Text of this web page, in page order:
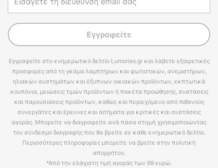
Εγγραφείτε
Εγγραφείτε στο ενημερωτικό δελτίο Lumories.gr και λάβετε εξαιρετικές
προσφορές από τη γκάμα λαμπτήρων και φωτιστικών, ανεμιστήρων,
ηλιακών συστημάτων και έξυπνων οικιακών προϊόντων, εκπτωτικά
κουπόνια, μειώσεις τιμών προϊόντων ή πακέτα προώθησης, συστάσεις
και παρουσιάσεις προϊόντων, καθώς και περιεχόμενο από πιθανούς
συνεργάτες και έρευνες και αιτήματα για κριτικές και συστάσεις
αγοράς. Μπορείτε να διαγραφείτε ανά πάσα στιγμή χρησιμοποιώντας
τον σύνδεσμο διαγραφής που θα βρείτε σε κάθε ενημερωτικό δελτίο.
Περισσότερες πληροφορίες μπορείτε να βρείτε στην πολιτική
απορρήτου.
*Από την ελάχιστη τιμή αγοράς των 99 ευρώ.